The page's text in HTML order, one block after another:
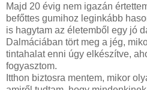
Majd 20 évig nem igazán
befőttes gumihoz leginkább
is hagytam az életemből egy jó
Dalmáciában tört meg a jég,
tintahalat enni úgy elkészítve,
fogyasztom.
Itthon biztosra mentem, mikor